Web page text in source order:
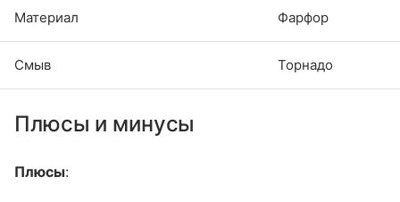
Материал Фарфор
Смыв Торнадо
Плюсы и минусы
Плюсы: